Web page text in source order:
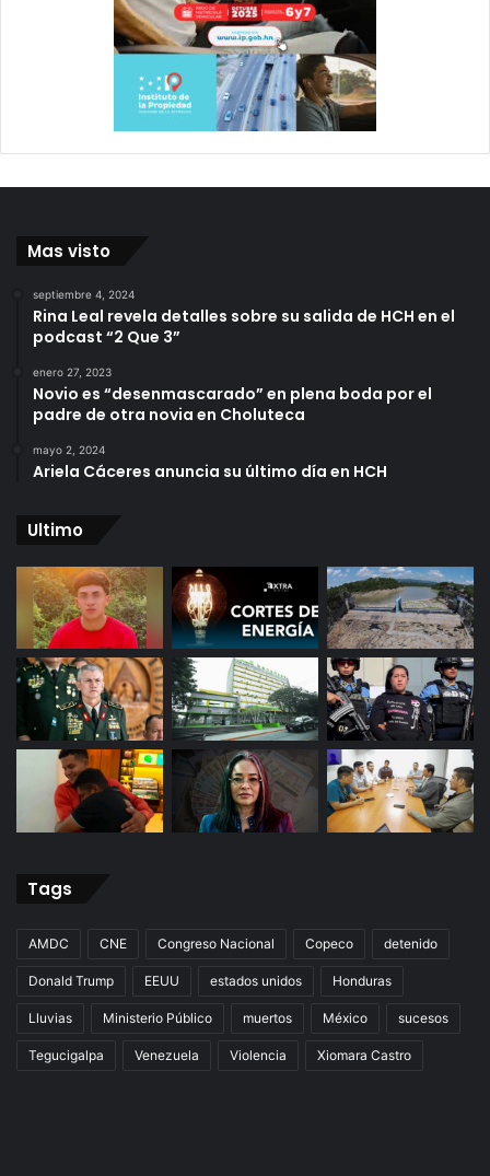
Mas visto
septiembre 4, 2024
Rina Leal revela detalles sobre su salida de HCH en el
podcast “2 Que 3”
enero 27, 2023
Novio es “desenmascarado” en plena boda por el
padre de otra novia en Choluteca
mayo 2, 2024
Ariela Cáceres anuncia su último día en HCH
Ultimo
Tags
AMDC CNE Congreso Nacional Copeco detenido
Donald Trump EEUU estados unidos Honduras
Lluvias Ministerio Público muertos México sucesos
Tegucigalpa Venezuela Violencia Xiomara Castro